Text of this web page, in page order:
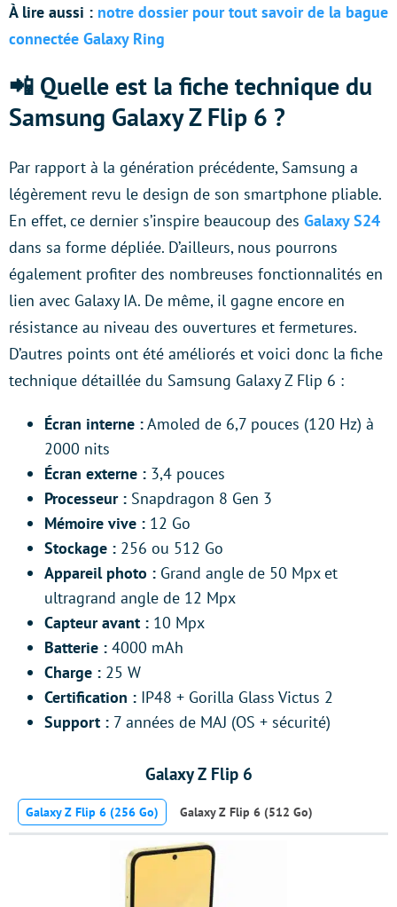
À lire aussi : notre dossier pour tout savoir de la bague
connectée Galaxy Ring
📲 Quelle est la fiche technique du
Samsung Galaxy Z Flip 6 ?
Par rapport à la génération précédente, Samsung a
légèrement revu le design de son smartphone pliable.
En effet, ce dernier s’inspire beaucoup des Galaxy S24
dans sa forme dépliée. D’ailleurs, nous pourrons
également profiter des nombreuses fonctionnalités en
lien avec Galaxy IA. De même, il gagne encore en
résistance au niveau des ouvertures et fermetures.
D’autres points ont été améliorés et voici donc la fiche
technique détaillée du Samsung Galaxy Z Flip 6 :
Écran interne :Amoled de 6,7 pouces (120 Hz) à
2000 nits
Écran externe : 3,4 pouces
Processeur : Snapdragon 8 Gen 3
Mémoire vive : 12 Go
Stockage : 256 ou 512 Go
Appareil photo : Grand angle de 50 Mpx et
ultragrand angle de 12 Mpx
Capteur avant : 10 Mpx
Batterie : 4000 mAh
Charge : 25 W
Certification : IP48 + Gorilla Glass Victus 2
Support : 7 années de MAJ (OS + sécurité)
Galaxy Z Flip 6
Galaxy Z Flip 6 (256 Go) Galaxy Z Flip 6 (512 Go)